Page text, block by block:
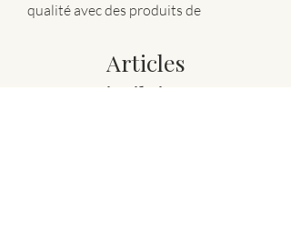
qualité avec des produits de
Articles
similaires